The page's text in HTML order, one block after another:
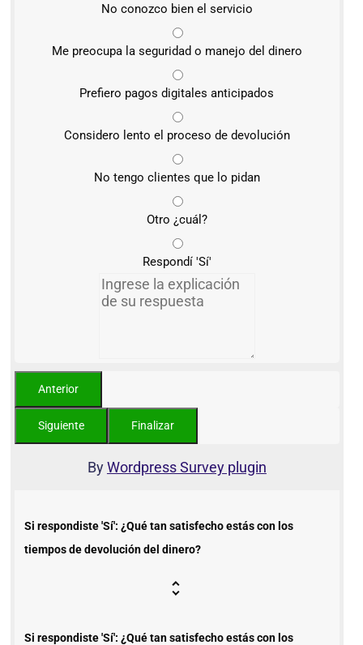
No conozco bien el servicio
Me preocupa la seguridad o manejo del dinero
Prefiero pagos digitales anticipados
Considero lento el proceso de devolución
No tengo clientes que lo pidan
Otro ¿cuál?
Respondí 'Sí'
ByWordpress Survey plugin
Si respondiste 'Sí': ¿Qué tan satisfecho estás con los
tiempos de devolución del dinero?
Si respondiste 'Sí': ¿Qué tan satisfecho estás con los